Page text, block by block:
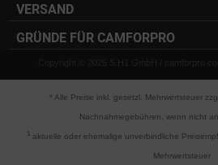
VERSAND
GRÜNDE FÜR CAMFORPRO
Copyright © 2025 S.H1 GmbH /
* Alle Preise inkl. gesetzl. Mehrwertsteuer
Nachnahmegebühren, wenn nicht
aktuelle oder ehemalige unverbindliche
Mehrwertsteuer